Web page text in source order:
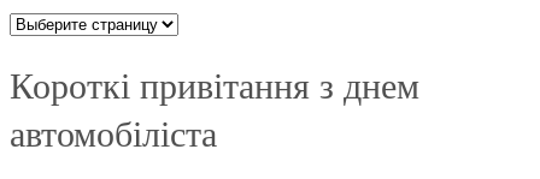
Короткі привітання з днем
автомобіліста